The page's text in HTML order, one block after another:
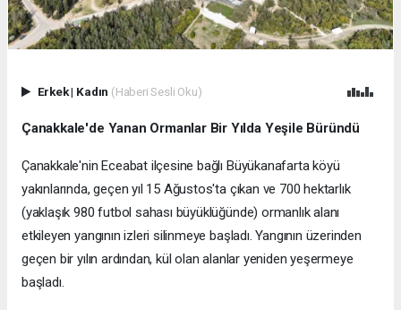
Erkek| Kadın (Haberi Sesli Oku)
Çanakkale'de Yanan Ormanlar Bir Yılda Yeşile Büründü
Çanakkale'nin Eceabat ilçesine bağlı Büyükanafarta köyü
yakınlarında, geçen yıl 15 Ağustos'ta çıkan ve 700 hektarlık
(yaklaşık 980 futbol sahası büyüklüğünde) ormanlık alanı
etkileyen yangının izleri silinmeye başladı. Yangının üzerinden
geçen bir yılın ardından, kül olan alanlar yeniden yeşermeye
başladı.